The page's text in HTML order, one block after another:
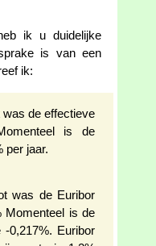
ik u duidelijke
is van een
ik:
was de effectieve
is de
per jaar.
was de Euribor
Momenteel is de
-0,217%. Euribor